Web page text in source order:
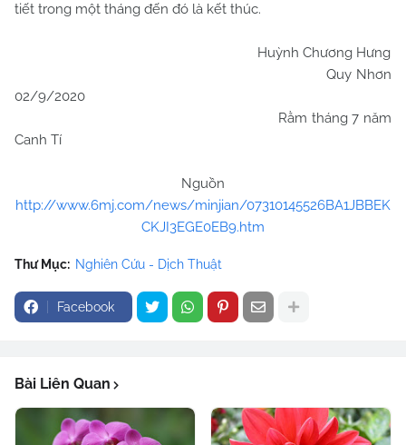
tiết trong một tháng đến đó là kết thúc.
Huỳnh Chương Hưng
Quy Nhơn
02/9/2020
Rằm tháng 7 năm
Canh Tí
Nguồn
http://www.6mj.com/news/minjian/07310145526BA1JBBEK
CKJI3EGE0EB9.htm
Thư Mục: Nghiên Cứu - Dịch Thuật
Facebook
Bài Liên Quan